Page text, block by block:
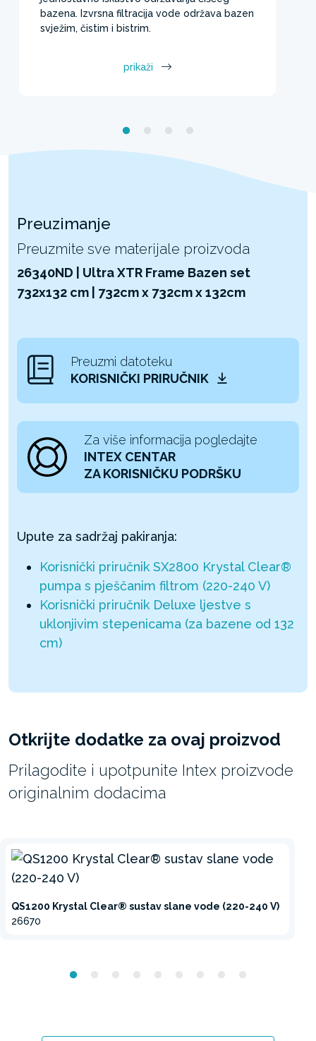
bazena. Izvrsna filtracija vode održava bazen
svježim, čistim i bistrim.
prikaži
Preuzimanje
Preuzmite sve materijale proizvoda
26340ND | Ultra XTR Frame Bazen set
732x132 cm | 732cm x 732cm x 132cm
Preuzmi datoteku
KORISNIČKI PRIRUČNIK
Za više informacija pogledajte
INTEX CENTAR
ZA KORISNIČKU PODRŠKU
Upute za sadržaj pakiranja:
Korisnički priručnik SX2800 Krystal Clear®
pumpa s pješčanim filtrom (220-240 V)
Korisnički priručnik Deluxe ljestve s
uklonjivim stepenicama (za bazene od 132
cm)
Otkrijte dodatke za ovaj proizvod
Prilagodite i upotpunite Intex proizvode
originalnim dodacima
QS1200 Krystal Clear® sustav slane vode (220-240 V)
26670